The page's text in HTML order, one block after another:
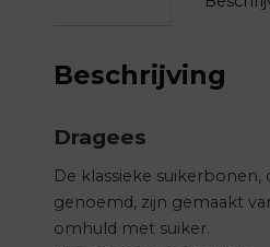
Beschrijving
Dragees
De klassieke suikerbonen,
genoemd, zijn gemaakt
omhuld met suiker.